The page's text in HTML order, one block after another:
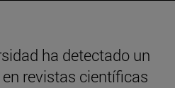
ha detectado un
revistas científicas